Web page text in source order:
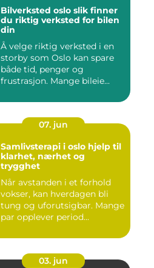
Bilverksted oslo slik finner
du riktig verksted for bilen
din
Å velge riktig verksted i en
storby som Oslo kan spare
både tid, penger og
frustrasjon. Mange bileie...
07. jun
Samlivsterapi i oslo hjelp til
klarhet, nærhet og
trygghet
Når avstanden i et forhold
vokser, kan hverdagen bli
tung og uforutsigbar. Mange
par opplever period...
03. jun